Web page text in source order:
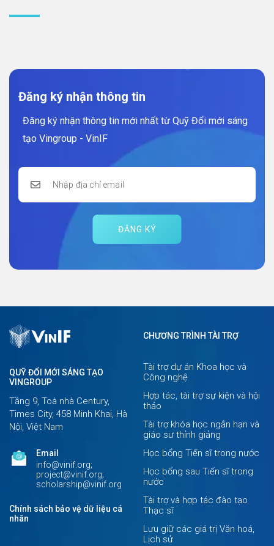
Đăng ký nhận thông tin
Đăng ký nhận thông tin mới nhất từ Quỹ Đổi mới sáng
tạo Vingroup - VinIF
ĐĂNG KÝ
QUỸ ĐỔI MỚI SÁNG TẠO
VINGROUP
Tầng 9, Toà nhà Century,
Times City, 458 Minh Khai, Hà
Nội, Việt Nam
Email
info@vinif.org;
project@vinif.org;
scholarship@vinif.org
Chính sách bảo vệ dữ liệu cá
nhân
CHƯƠNG TRÌNH TÀI TRỢ
Tài trợ dự án Khoa học và
Công nghệ
Hợp tác, tài trợ sự kiện và hội
thảo
Tài trợ khóa học ngắn hạn và
giáo sư thỉnh giảng
Học bổng Tiến sĩ trong nước
Học bổng sau Tiến sĩ trong
nước
Tài trợ và hợp tác đào tạo
Thạc sĩ
Lưu giữ các giá trị Văn hoá,
Lịch sử